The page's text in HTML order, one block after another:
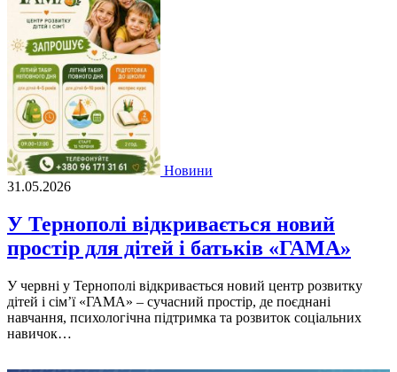
Новини
31.05.2026
У Тернополі відкривається новий
простір для дітей і батьків «ГАМА»
У червні у Тернополі відкривається новий центр розвитку
дітей і сім’ї «ГАМА» – сучасний простір, де поєднані
навчання, психологічна підтримка та розвиток соціальних
навичок…